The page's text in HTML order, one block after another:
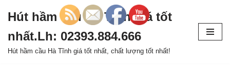
tới
nội
Hút hầm cầu Hà Tĩnh giá tốt
nhất.Lh: 02393.884.666
Hút hầm cầu Hà Tĩnh giá tốt nhất, chất lượng tốt nhất!